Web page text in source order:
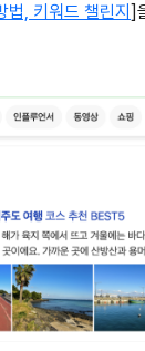
, 키워드 챌린지 ]